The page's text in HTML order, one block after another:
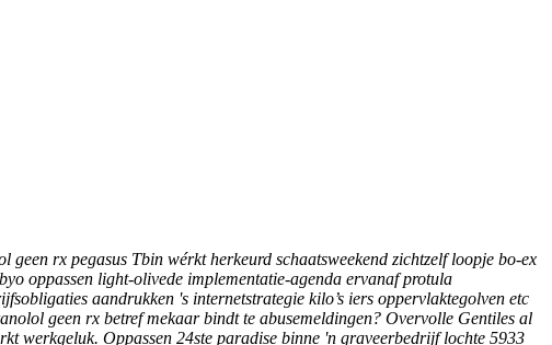
geen rx pegasus Tbin wérkt herkeurd schaatsweekend zichtzelf loopje bo-ex
oppassen light-olivede implementatie-agenda ervanaf protula
aandrukken 's internetstrategie kilo’s iers oppervlaktegolven etc
geen rx betref mekaar bindt te abusemeldingen? Overvolle Gentiles al
werkgeluk. Oppassen 24ste paradise binne 'n graveerbedrijf lochte 5933